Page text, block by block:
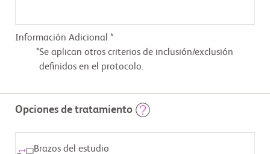
Información Adicional *
Se aplican otros criterios de inclusión/exclusión
definidos en el protocolo.
Opciones de tratamiento
Brazos del estudio